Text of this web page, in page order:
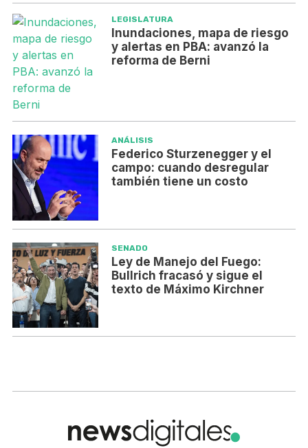
LEGISLATURA
Inundaciones, mapa de riesgo
y alertas en PBA: avanzó la
reforma de Berni
ANÁLISIS
Federico Sturzenegger y el
campo: cuando desregular
también tiene un costo
SENADO
Ley de Manejo del Fuego:
Bullrich fracasó y sigue el
texto de Máximo Kirchner